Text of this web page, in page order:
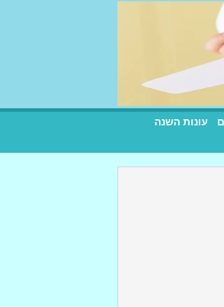
עונות השנה